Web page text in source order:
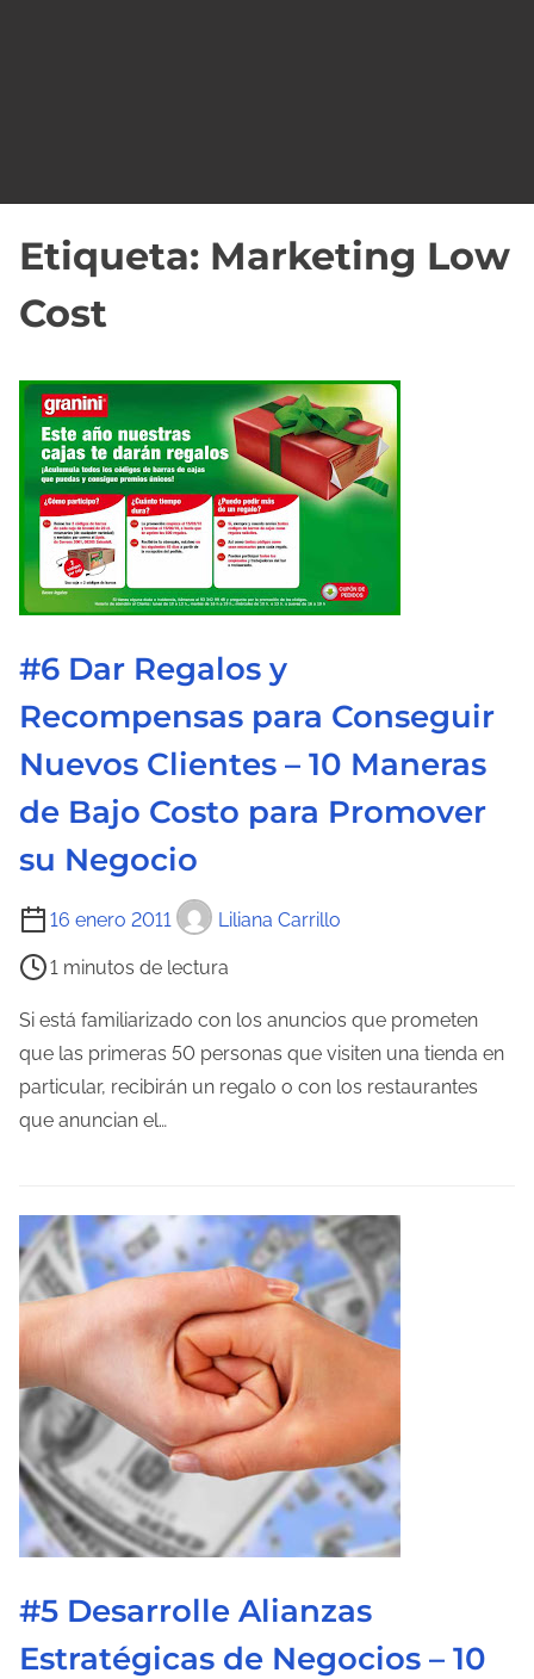
Etiqueta: Marketing Low
Cost
#6 Dar Regalos y
Recompensas para Conseguir
Nuevos Clientes – 10 Maneras
de Bajo Costo para Promover
su Negocio
16 enero 2011 Liliana Carrillo
T
e
m
p
o
d
e
c
t
r
a
d
e
l
a
e
t
r
1 minutos de lectura
Si está familiarizado con los anuncios que prometen
que las primeras 50 personas que visiten una tienda en
particular, recibirán un regalo o con los restaurantes
que anuncian el…
#5 Desarrolle Alianzas
Estratégicas de Negocios – 10